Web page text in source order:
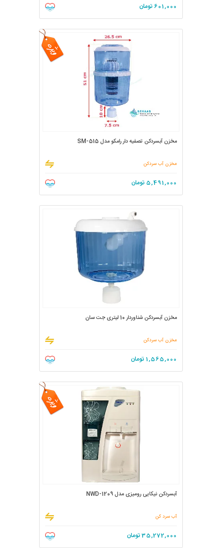
601,000تومان
مخزن آبسردکن تصفیه دار رامکو مدل SM-515
مخزن آب سردکن
5,491,000 تومان
مخزن آبسردکن شناوردار 10 لیتری جت سان
مخزن آب سردکن
1,565,000 تومان
آبسردکن نیکایی رومیزی مدل NWD-1209
آب سرد کن
35,272,000تومان